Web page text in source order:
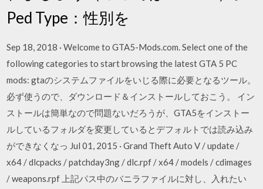
Ped Type：性別を
Sep 18, 2018 · Welcome to GTA5-Mods.com. Select one of the
following categories to start browsing the latest GTA 5 PC
mods: gtaのシステムファイルをいじる際に必要となるツール。
必ず使うので、ダウンロード＆インストールしておこう。 イン
ストールは簡単なので問題ないだろうが、GTA5をインストー
ルしているフォルダを変更しているとデフォルトでは読み込み
ができなくなっ Jul 01, 2015 · Grand Theft Auto V / update /
x64 / dlcpacks / patchday3ng / dlc.rpf / x64 / models / cdimages
/ weapons.rpf 上記パス中のバニラファイルに対し、入れたい